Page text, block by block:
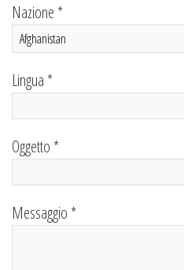
Nazione *
Lingua *
Oggetto *
Messaggio *